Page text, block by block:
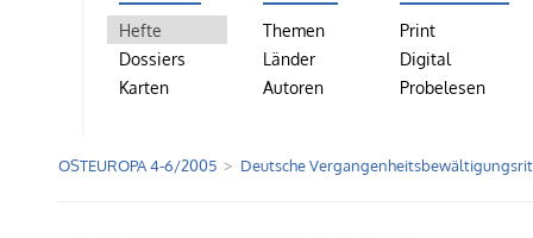
Hefte
Dossiers
Karten
Themen
Länder
Autoren
Print
Digital
Probelesen
OSTEUROPA 4-6/2005 Deutsche